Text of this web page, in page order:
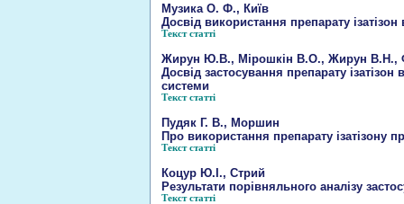
Музика О. Ф., Київ
Досвід використання препарату ізатізон
Текст статті
Жирун Ю.В., Мірошкін В.О., Жирун
Досвід застосування препарату
системи
Текст статті
Пудяк Г. В., Моршин
Про використання препарату ізатізону
Текст статті
Коцур Ю.І., Стрий
Результати порівняльного аналізу
Текст статті